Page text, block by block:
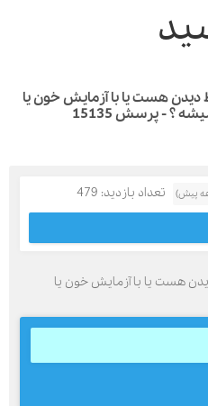
یا با آزمایش خون یا
15135
تعداد بازدید: 479
یا با آزمایش خون یا